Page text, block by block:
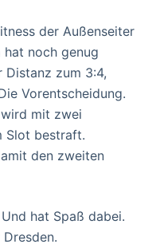
der Außenseiter
hat noch genug
zum 3:4,
Vorentscheidung.
mit zwei
Slot bestraft.
den zweiten
hat Spaß dabei.